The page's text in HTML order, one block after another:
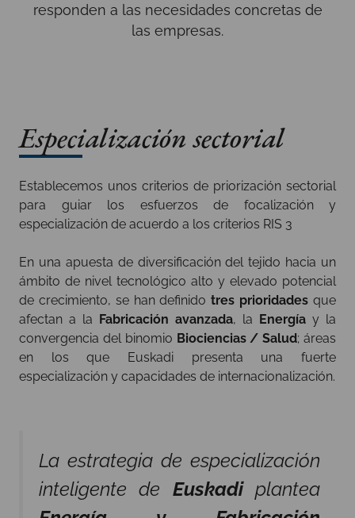
responden a las necesidades concretas de
las empresas.
Especialización sectorial
Establecemos unos criterios de priorización sectorial
para guiar los esfuerzos de focalización y
especialización de acuerdo a los criterios RIS 3
En una apuesta de diversificación del tejido hacia un
ámbito de nivel tecnológico alto y elevado potencial
de crecimiento, se han definidotres prioridades que
afectan a la Fabricación avanzada, la Energía y la
convergencia del binomio Biociencias / Salud; áreas
en los que Euskadi presenta una fuerte
especialización y capacidades de internacionalización.
La estrategia de especialización
inteligente de Euskadiplantea